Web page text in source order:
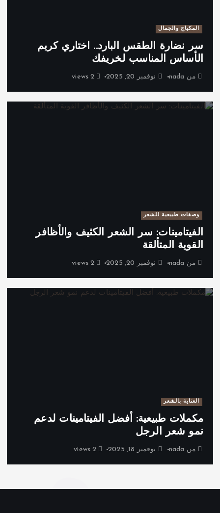
المكياج والجمال
سر نضارة الطقس البارد.. اختاري كريم
الأساس المناسب لخريفك
من nada نوفمبر 20, 2025 2 views
وصفات طبيعية للشعر
الفيتامينات: سر الشعر الكثيف والأظافر
القوية المتألقة
من nada نوفمبر 20, 2025 2 views
العناية بالشعر
مكملات طبيعية: أفضل الفيتامينات لدعم
نمو شعر الرجل
من nada نوفمبر 18, 2025 2 views